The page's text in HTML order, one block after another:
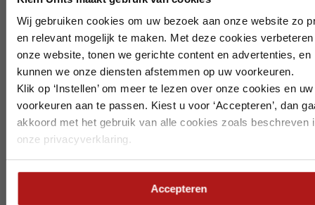
Wij gebruiken cookies om uw bezoek aan onze website zo
en relevant mogelijk te maken. Met deze cookies verbeteren
onze website, tonen we gerichte content en advertenties, en
kunnen we onze diensten afstemmen op uw voorkeuren.
Klik op ‘Instellen’ om meer te lezen over onze cookies en uw
voorkeuren aan te passen. Kiest u voor ‘Accepteren’, dan
akkoord met het gebruik van alle cookies zoals beschreven
onze privacyverklaring.
Accepteren
Op vakantie? Wij blijven bereikbaar.
Ook deze zomer staan we voor u klaar, al werken we tijdelijk
aangepaste bezetting. Houd rekening met het volgende:
Bezoek in week 30 t/m 34
is alleen mogelijk op
Zeewolde is gesloten inweek 32
Dordrechtis gesloten in week 33
Alle vestigingen zijn telefonisch bereikbaar.
we de planning goed kunnen afstemmen.
Wij wensen iedereen een fijne vakantie.